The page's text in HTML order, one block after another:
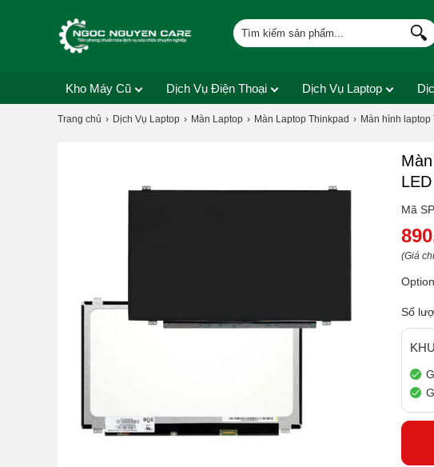
Kho Máy Cũ Dịch Vụ Điện Thoại Dịch Vụ Laptop
Trang chủ Dịch Vụ Laptop Màn Laptop Màn Laptop Thinkpad Màn hình
Mã
(Giá
Số